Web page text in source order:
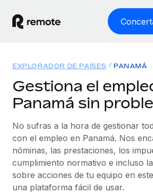
EMPLEO GLOBAL
Nómina global
Gestiona las nóminas de forma
legalidad.
Employer of Record
Expándete en todo el mundo sin
Soluciones
COBERTURA MUNDIAL
Explorador de países
Consulta el soporte del empleo
Explorador estatal de EE. UU.
Simplifica la contratación en todos los
Recursos
HERRAMIENTAS Y CALCULADORAS
Calculadora del riesgo de
Consulta el riesgo de clasificación
Precios
EXPLORADOR DE PAÍSES PANAMÁ
Gestiona el
Panamá sin
No sufras a la hora de gestionar
con el empleo en Panamá. Nos
nóminas, las prestaciones, los
cumplimiento normativo e incluso
sobre acciones de tu equipo en
una plataforma fácil de usar.